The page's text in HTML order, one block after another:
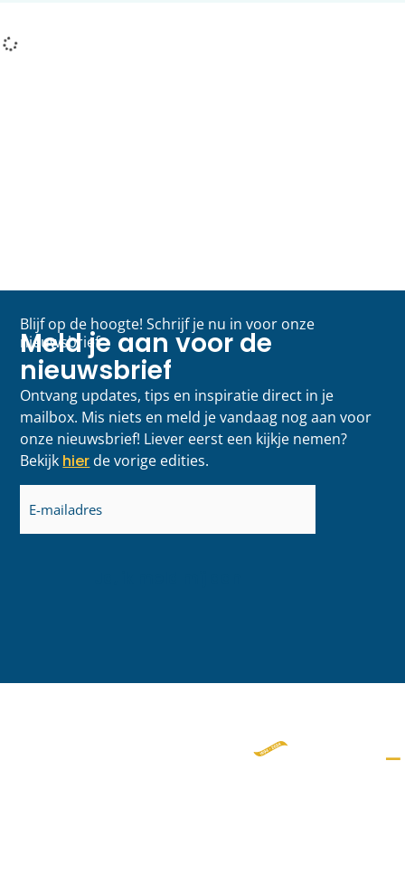
Blijf op de hoogte! Schrijf je nu in voor onze
nieuwsbrief
Meld je aan voor de
nieuwsbrief
Ontvang updates, tips en inspiratie direct in je
mailbox. Mis niets en meld je vandaag nog aan voor
onze nieuwsbrief! Liever eerst een kijkje nemen?
Bekijk hier de vorige edities.
E-
mailadres
(Vereist)